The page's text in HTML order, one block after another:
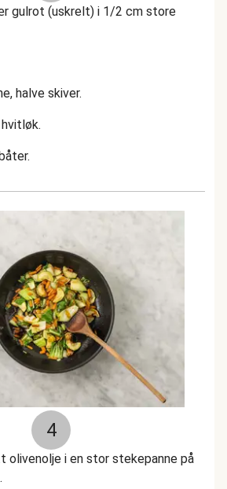
gulrot (uskrelt) i 1/2 cm store
halve skiver.
4
olivenolje i en stor stekepanne på